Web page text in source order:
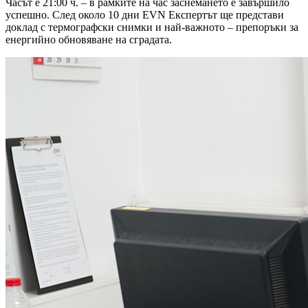
Часът е 21:00 ч. – в рамките на час заснемането е завършило
успешно. След около 10 дни EVN Експертът ще представи
доклад с термографски снимки и най-важното – препоръки за
енергийно обновяване на сградата.